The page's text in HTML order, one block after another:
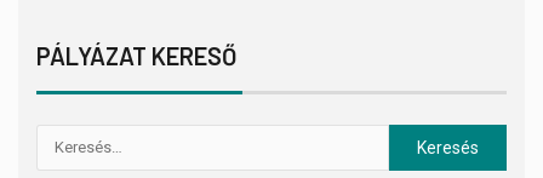
PÁLYÁZAT KERESŐ